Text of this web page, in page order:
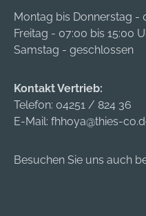
Montag bis Donnerstag -
Freitag - 07:00 bis 15:00
Samstag - geschlossen
Kontakt Vertrieb:
Telefon: 04251 / 824 36
E-Mail: fhhoya@thies-
Besuchen Sie uns auch